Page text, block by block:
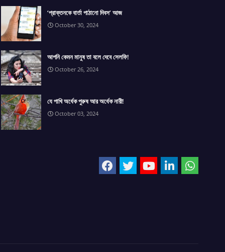
‘প্রাক্তনকে বার্তা পাঠানো দিবস’ আজ
October 30, 2024
আপনি কেমন মানুষ তা বলে দেবে সেলফি!
October 26, 2024
যে পাখি অর্ধেক পুরুষ আর অর্ধেক নারী!
October 03, 2024